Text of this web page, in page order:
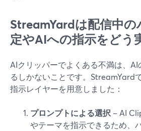
StreamYardは配信中
定やAIへの指示をどう
AIクリッパーでよくある不満は、
るしかないことです。StreamYard
指示レイヤーを用意しました：
プロンプトによる選択 – AI
やテーマを指示できるため、